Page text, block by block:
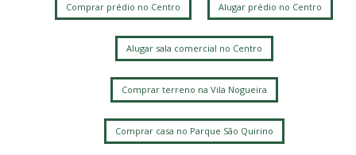
Comprar prédio no Centro Alugar prédio no Centro
Alugar sala comercial no Centro
Comprar terreno na Vila Nogueira
Comprar casa no Parque São Quirino